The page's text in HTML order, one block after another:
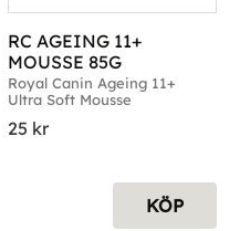
RC AGEING 11+
MOUSSE 85G
Royal Canin Ageing 11+
Ultra Soft Mousse
25 kr
KÖP